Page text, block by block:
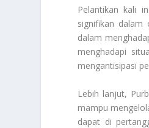
Pelantikan kali
signifikan dalam
dalam
menghadapi
mengantisipasi
Lebih lanjut,
mampu
dapat di